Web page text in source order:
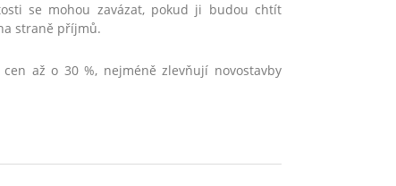
se mohou zavázat, pokud ji budou chtít
straně příjmů.
až o 30 %, nejméně zlevňují novostavby